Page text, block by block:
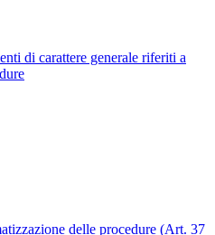
di carattere generale riferiti a
delle procedure (Art. 37